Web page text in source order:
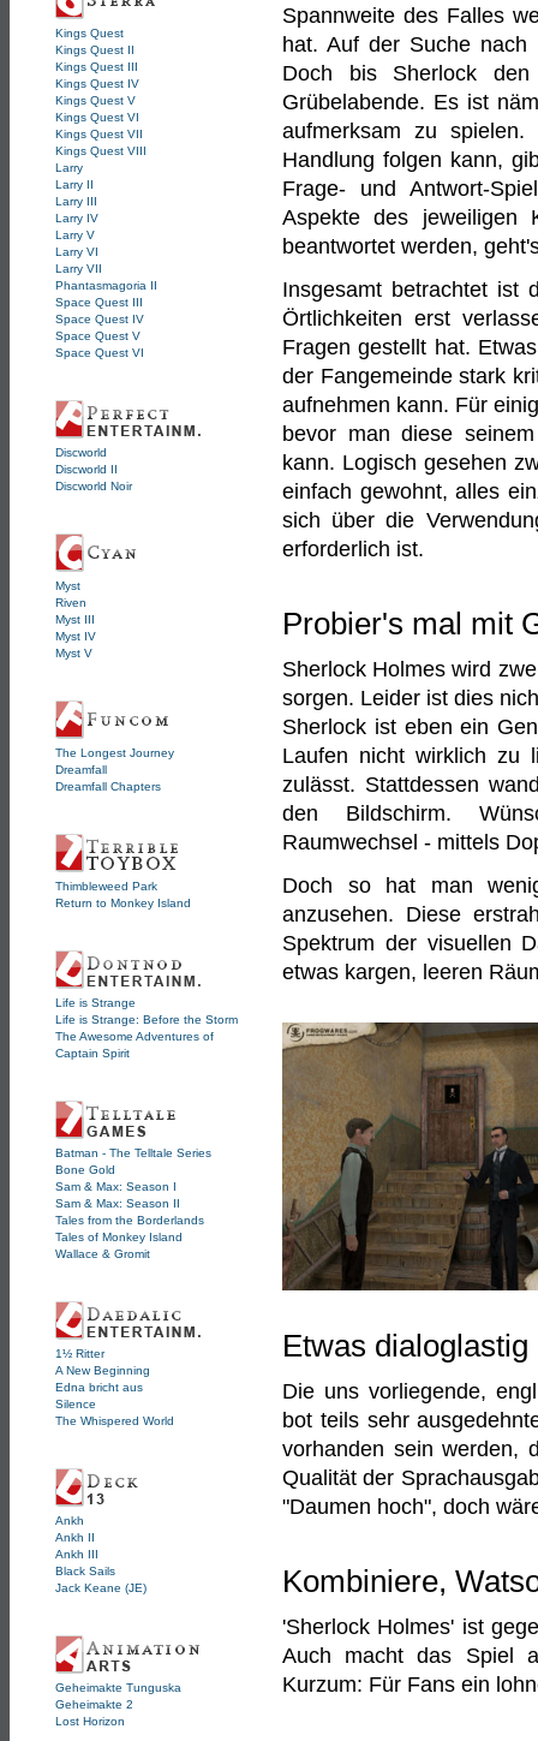
Kings Quest
Kings Quest II
Kings Quest III
Kings Quest IV
Kings Quest V
Kings Quest VI
Kings Quest VII
Kings Quest VIII
Larry
Larry II
Larry III
Larry IV
Larry V
Larry VI
Larry VII
Phantasmagoria II
Space Quest III
Space Quest IV
Space Quest V
Space Quest VI
Discworld
Discworld II
Discworld Noir
Myst
Riven
Myst III
Myst IV
Myst V
The Longest Journey
Dreamfall
Dreamfall Chapters
Thimbleweed Park
Return to Monkey Island
Life is Strange
Life is Strange: Before the Storm
The Awesome Adventures of
Captain Spirit
Batman - The Telltale Series
Bone Gold
Sam & Max: Season I
Sam & Max: Season II
Tales from the Borderlands
Tales of Monkey Island
Wallace & Gromit
1½ Ritter
A New Beginning
Edna bricht aus
Silence
The Whispered World
Ankh
Ankh II
Ankh III
Black Sails
Jack Keane (JE)
Geheimakte Tunguska
Geheimakte 2
Lost Horizon
Spannweite des Falles
hat. Auf der Suche nach
Doch bis Sherlock
Grübelabende. Es ist
aufmerksam zu
Handlung folgen kann,
Frage- und Antwort-
Aspekte des jeweiligen
beantwortet werden,
Insgesamt betrachtet ist
Örtlichkeiten erst
Fragen gestellt hat.
der Fangemeinde stark
aufnehmen kann. Für
bevor man diese
kann. Logisch gesehen
einfach gewohnt, alles
sich über die
erforderlich ist.
Probier's mal mit
Sherlock Holmes wird
sorgen. Leider ist dies
Sherlock ist eben ein
Laufen nicht wirklich zu
zulässt. Stattdessen
den Bildschirm.
Raumwechsel - mittels
Doch so hat man
anzusehen. Diese
Spektrum der visuellen
etwas kargen, leeren
Etwas
Die uns vorliegende,
bot teils sehr
vorhanden sein werden,
Qualität der
"Daumen hoch", doch
Kombiniere,
'Sherlock Holmes' ist
Auch macht das Spiel
Kurzum: Für Fans ein